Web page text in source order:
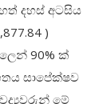
දහස් අටසිය
)
90% ක්
සාපේක්ෂව
මේ